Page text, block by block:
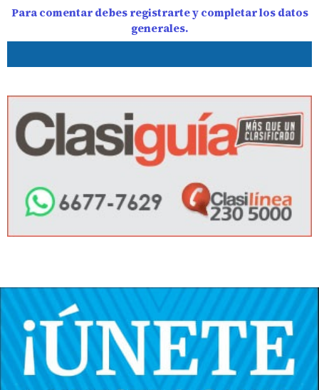
Para comentar debes registrarte y completar los datos
generales.